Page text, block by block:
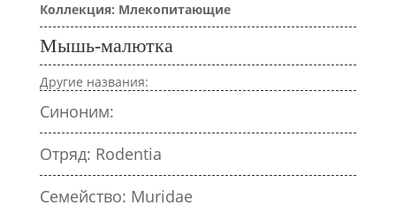
Коллекция: Млекопитающие
Мышь-малютка
Другие названия:
Синоним:
Отряд: Rodentia
Семейство: Muridae